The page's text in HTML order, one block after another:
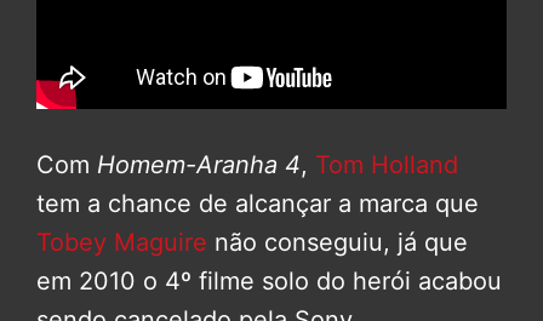
Com Homem-Aranha 4, Tom Holland
tem a chance de alcançar a marca que
Tobey Maguire não conseguiu, já que
em 2010 o 4º filme solo do herói acabou